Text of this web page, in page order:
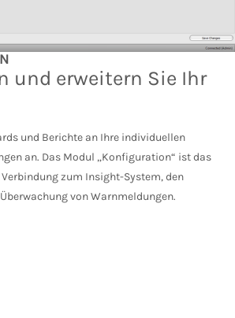
und erweitern Sie Ihr
und Berichte an Ihre individuellen
an. Das Modul „Konfiguration“ ist das
zum Insight-System, den
von Warnmeldungen.